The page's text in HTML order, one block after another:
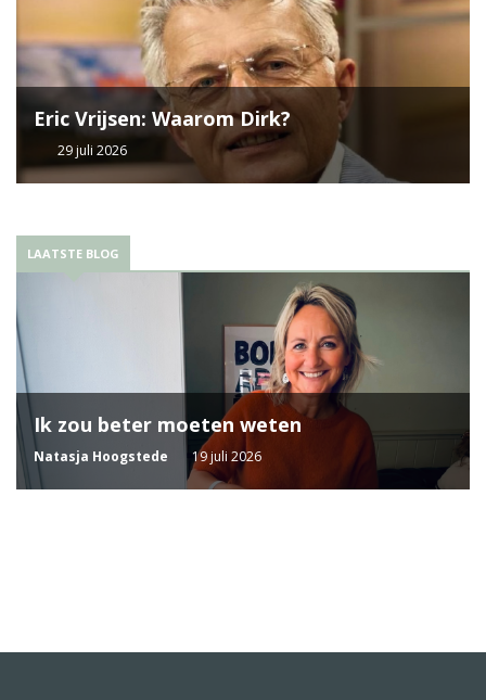
Eric Vrijsen: Waarom Dirk?
29 juli 2026
LAATSTE BLOG
Ik zou beter moeten weten
Natasja Hoogstede 19 juli 2026